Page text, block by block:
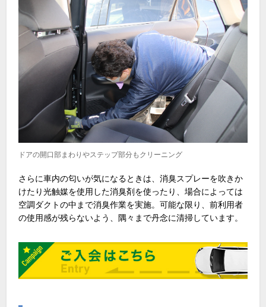
ドアの開口部まわりやステップ部分もクリーニング
さらに車内の匂いが気になるときは、消臭スプレーを吹きか
けたり光触媒を使用した消臭剤を使ったり、場合によっては
空調ダクトの中まで消臭作業を実施。可能な限り、前利用者
の使用感が残らないよう、隅々まで丹念に清掃しています。